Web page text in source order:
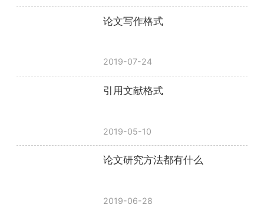
论文写作格式
2019-07-24
引用文献格式
2019-05-10
论文研究方法都有什么
2019-06-28